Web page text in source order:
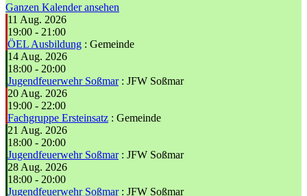
Ganzen Kalender ansehen
11 Aug. 2026
19:00 - 21:00
ÖEL Ausbildung : Gemeinde
14 Aug. 2026
18:00 - 20:00
Jugendfeuerwehr Soßmar: JFW Soßmar
20 Aug. 2026
19:00 - 22:00
Fachgruppe Ersteinsatz : Gemeinde
21 Aug. 2026
18:00 - 20:00
Jugendfeuerwehr Soßmar: JFW Soßmar
28 Aug. 2026
18:00 - 20:00
Jugendfeuerwehr Soßmar: JFW Soßmar